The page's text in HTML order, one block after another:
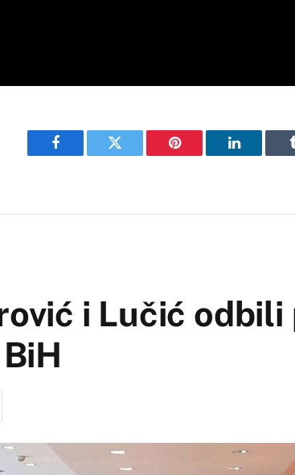
Facebook Twitter Pinterest LinkedIn
i Lučić